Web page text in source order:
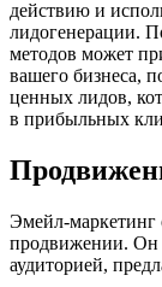
действию и
лидогенерации.
методов может
вашего бизнеса,
ценных лидов,
в прибыльных
Эмейл-маркетинг
продвижении. Он
аудиторией,